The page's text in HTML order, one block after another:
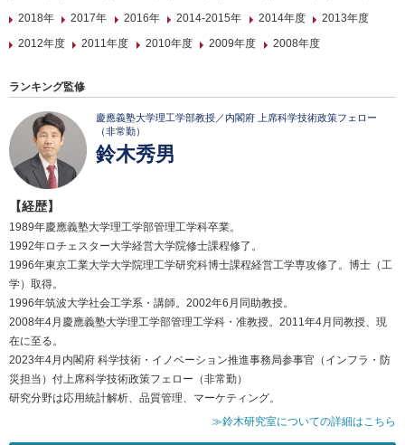
2018年
2017年 2016年 2014-2015年 2014年度
2013年度
2012年度
2011年度 2010年度 2009年度 2008年度
ランキング監修
慶應義塾大学理工学部教授／内閣府 上席科学技術政策フェロー
（非常勤）
鈴木秀男
【経歴】
1989年慶應義塾大学理工学部管理工学科卒業。
1992年ロチェスター大学経営大学院修士課程修了。
1996年東京工業大学大学院理工学研究科博士課程経営工学専攻修了。博士（工
学）取得。
1996年筑波大学社会工学系・講師。2002年6月同助教授。
2008年4月慶應義塾大学理工学部管理工学科・准教授。2011年4月同教授、現
在に至る。
2023年4月内閣府 科学技術・イノベーション推進事務局参事官（インフラ・防
災担当）付上席科学技術政策フェロー（非常勤）
研究分野は応用統計解析、品質管理、マーケティング。
≫鈴木研究室についての詳細はこちら